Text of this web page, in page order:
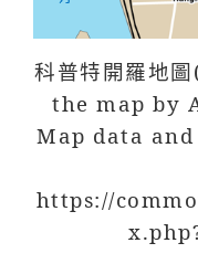
科普特開羅地
the map by
Map data and
https://